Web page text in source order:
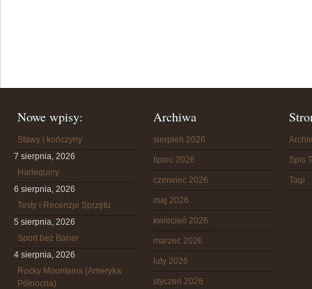
Nowe wpisy:
Stawy i kończyny
7 sierpnia, 2026
Harlequiny
6 sierpnia, 2026
Testy i Recenzje Sprzętu
5 sierpnia, 2026
Sport bez Barier
4 sierpnia, 2026
Rocky Mountains (Ameryka
Północna)
Archiwa
sierpień 2026
lipiec 2026
czerwiec 2026
maj 2026
kwiecień 2026
marzec 2026
luty 2026
styczeń 2026
Spis
Tagi